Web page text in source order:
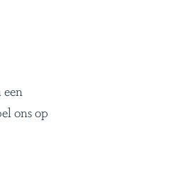
ons op